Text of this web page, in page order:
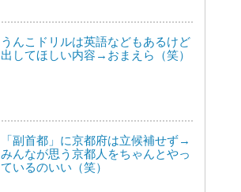
うんこドリルは英語などもあるけど
出してほしい内容→おまえら（笑）
「副首都」に京都府は立候補せず→
みんなが思う京都人をちゃんとやっ
ているのいい（笑）